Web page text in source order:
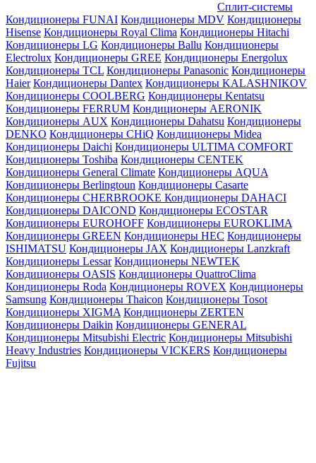
Сплит-системы
Кондиционеры FUNAI Кондиционеры MDV Кондиционеры
Hisense Кондиционеры Royal Clima Кондиционеры Hitachi
Кондиционеры LG Кондиционеры Ballu Кондиционеры
Electrolux Кондиционеры GREE Кондиционеры Energolux
Кондиционеры TCL Кондиционеры Panasonic Кондиционеры
Haier Кондиционеры Dantex Кондиционеры KALASHNIKOV
Кондиционеры СOOLBERG Кондиционеры Kentatsu
Кондиционеры FERRUM Кондиционеры AERONIK
Кондиционеры AUX Кондиционеры Dahatsu Кондиционеры
DENKO Кондиционеры CHiQ Кондиционеры Midea
Кондиционеры Daichi Кондиционеры ULTIMA COMFORT
Кондиционеры Toshiba Кондиционеры CENTEK
Кондиционеры General Climate Кондиционеры AQUA
Кондиционеры Berlingtoun Кондиционеры Casarte
Кондиционеры CHERBROOKE Кондиционеры DAHACI
Кондиционеры DAICOND Кондиционеры ECOSTAR
Кондиционеры EUROHOFF Кондиционеры EUROKLIMA
Кондиционеры GREEN Кондиционеры HEC Кондиционеры
ISHIMATSU Кондиционеры JAX Кондиционеры Lanzkraft
Кондиционеры Lessar Кондиционеры NEWTEK
Кондиционеры OASIS Кондиционеры QuattroClima
Кондиционеры Roda Кондиционеры ROVEX Кондиционеры
Samsung Кондиционеры Thaicon Кондиционеры Tosot
Кондиционеры XIGMA Кондиционеры ZERTEN
Кондиционеры Daikin Кондиционеры GENERAL
Кондиционеры Mitsubishi Electric Кондиционеры Mitsubishi
Heavy Industries Кондиционеры VICKERS Кондиционеры
Fujitsu